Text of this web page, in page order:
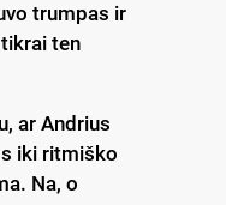
trumpas ir
ten
ar Andrius
iki ritmiško
Na, o